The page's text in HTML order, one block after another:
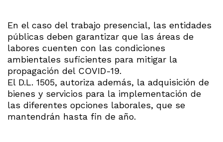
En el caso del trabajo presencial, las entidades
públicas deben garantizar que las áreas de
labores cuenten con las condiciones
ambientales suficientes para mitigar la
propagación del COVID-19.
El D.L. 1505, autoriza además, la adquisición de
bienes y servicios para la implementación de
las diferentes opciones laborales, que se
mantendrán hasta fin de año.